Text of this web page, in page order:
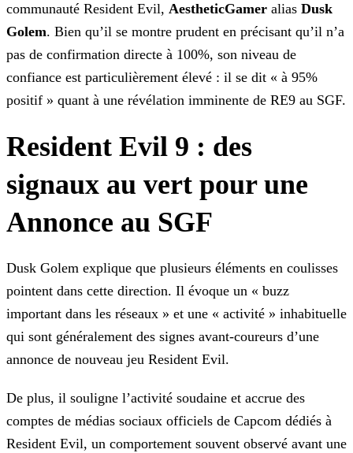
communauté Resident Evil, AestheticGamer alias Dusk
Golem. Bien qu’il se montre prudent en précisant qu’il n’a
pas de confirmation directe à 100%, son niveau de
confiance est particulièrement élevé : il se dit « à 95%
positif » quant à une révélation imminente de RE9 au SGF.
Resident Evil 9 : des
signaux au vert pour une
Annonce au SGF
Dusk Golem explique que plusieurs éléments en coulisses
pointent dans cette direction. Il évoque un « buzz
important dans les réseaux » et une « activité » inhabituelle
qui sont généralement des signes avant-coureurs d’une
annonce de nouveau jeu Resident Evil.
De plus, il souligne l’activité soudaine et accrue des
comptes de médias sociaux officiels de Capcom dédiés à
Resident Evil, un comportement souvent observé avant une